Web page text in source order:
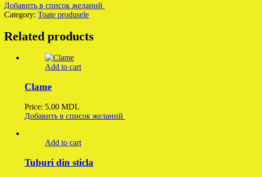
Добавить в список желаний
Category: Toate produsele
Related products
Add to cart
Clame
Price: 5.00 MDL
Добавить в список желаний
Add to cart
Tuburi din sticla